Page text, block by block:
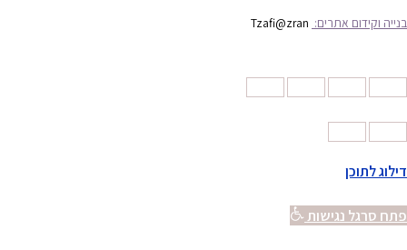
בנייה וקידום אתרים: Tzafi@zran
דילוג לתוכן
פתח סרגל נגישות